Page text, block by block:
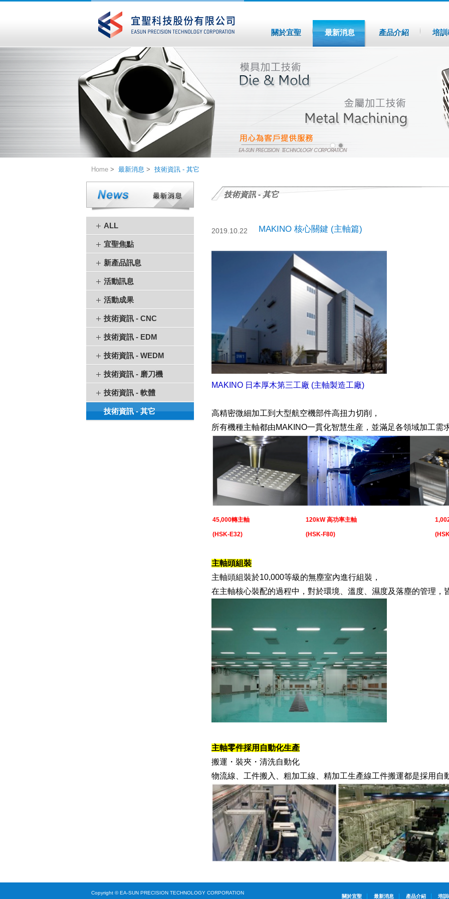
關於宜聖 最新消息 產品介紹 培
Home > 最新消息 > 技術資訊 - 其它
ALL
宜聖焦點
新產品訊息
活動訊息
活動成果
技術資訊 - CNC
技術資訊 - EDM
技術資訊 - WEDM
技術資訊 - 磨刀機
技術資訊 - 軟體
技術資訊 - 其它
技術資訊 - 其它
2019.10.22 MAKINO 核心關鍵 (主軸篇)
MAKINO 日本厚木第三工廠 (主軸製造工廠)
高精密微細加工到大型航空機部件高扭力切削，
所有機種主軸都由MAKINO一貫化智慧生産，並滿足各領域加工需
45,000轉主軸
(HSK-E32)
120kW 高功率主軸
(HSK-F80)
主軸頭組裝
主軸頭組裝於10,000等級的無塵室內進行組裝，
在主軸核心裝配的過程中，對於環境、溫度、濕度及落塵的管理，
主軸零件採用自動化生產
搬運・裝夾・清洗自動化
物流線、工件搬入、粗加工線、精加工生產線工件搬運都是採用自
Copyright © EA-SUN PRECISION TECHNOLOGY CORPORATION
關於宜聖 最新消息 產品介紹 培訓